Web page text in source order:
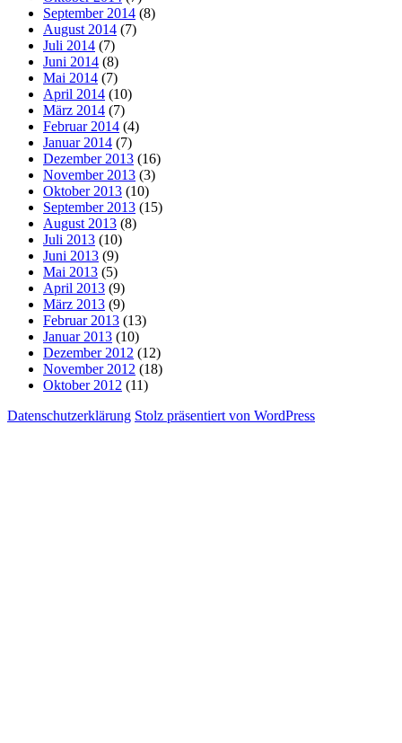
September 2014 (8)
August 2014 (7)
Juli 2014 (7)
Juni 2014 (8)
Mai 2014 (7)
April 2014 (10)
März 2014 (7)
Februar 2014 (4)
Januar 2014 (7)
Dezember 2013 (16)
November 2013 (3)
Oktober 2013 (10)
September 2013 (15)
August 2013 (8)
Juli 2013 (10)
Juni 2013 (9)
Mai 2013 (5)
April 2013 (9)
März 2013 (9)
Februar 2013 (13)
Januar 2013 (10)
Dezember 2012 (12)
November 2012 (18)
Oktober 2012 (11)
Datenschutzerklärung Stolz präsentiert von WordPress